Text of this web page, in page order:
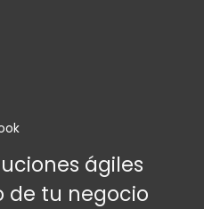
ágiles
de tu negocio